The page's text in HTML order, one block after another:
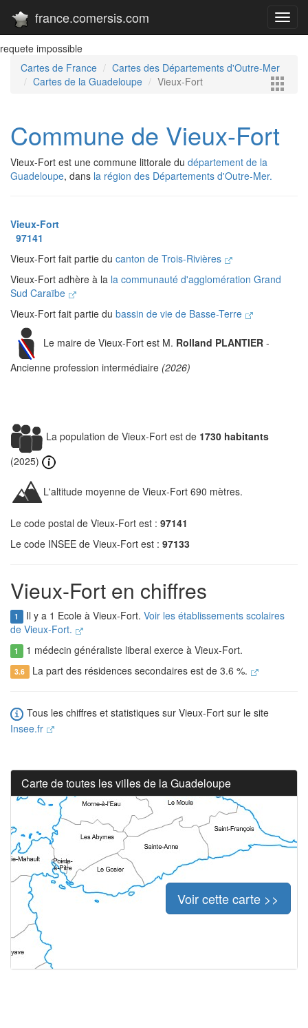
requete impossible
france.comersis.com
Cartes de France
Cartes des Départements d'Outre-Mer
Cartes de la Guadeloupe
Vieux-Fort
Commune de Vieux-Fort
Vieux-Fort est une commune littorale du département de la
Guadeloupe, dans la région des Départements d'Outre-Mer.
Vieux-Fort
97141
Vieux-Fort fait partie du canton de Trois-Rivières
Vieux-Fort adhère à la la communauté d'agglomération Grand
Sud Caraïbe
Vieux-Fort fait partie du bassin de vie de Basse-Terre
Le maire de Vieux-Fort est M. Rolland PLANTIER -
Ancienne profession intermédiaire (2026)
La population de Vieux-Fort est de 1730 habitants
(2025)
L'altitude moyenne de Vieux-Fort 690 mètres.
Le code postal de Vieux-Fort est : 97141
Le code INSEE de Vieux-Fort est : 97133
Vieux-Fort en chiffres
1 Il y a 1 Ecole à Vieux-Fort. Voir les établissements scolaires
de Vieux-Fort.
1 1 médecin généraliste liberal exerce à Vieux-Fort.
3.6 La part des résidences secondaires est de 3.6 %.
Tous les chiffres et statistiques sur Vieux-Fort sur le site
Insee.fr
Carte de toutes les villes de la Guadeloupe
Voir cette carte >>